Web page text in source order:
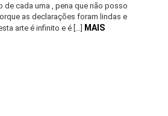
de cada uma , pena que não posso
as declarações foram lindas e
arte é infinito e é […]
MAIS